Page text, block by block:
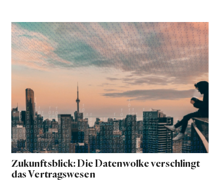
Zukunftsblick: Die Datenwolke verschlingt
das Vertragswesen